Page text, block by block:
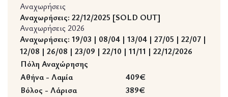
Αναχωρήσεις
Αναχωρήσεις: 22/12/2025 [SOLD OUT]
Αναχωρήσεις 2026
Αναχωρήσεις: 19/03 | 08/04 | 13/04 | 27/05 | 22/07 |
12/08 | 26/08 | 23/09 | 22/10 | 11/11 | 22/12/2026
Πόλη Αναχώρησης
Αθήνα - Λαμία
409€
Βόλος - Λάρισα
389€